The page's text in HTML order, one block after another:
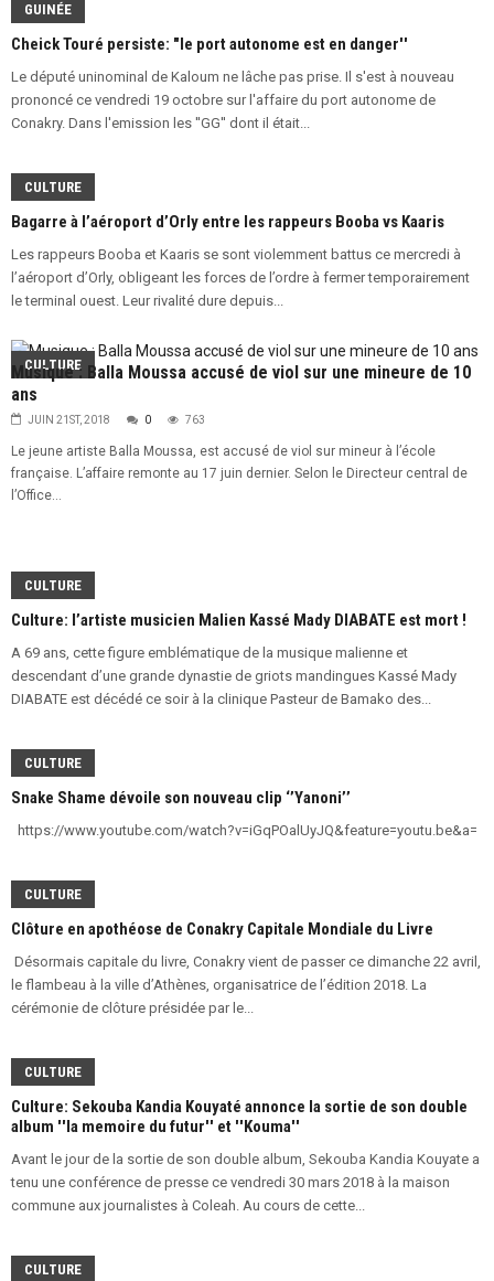
rencontre les structures du parti
DÉCEMBRE 8TH, 2018
GUINÉE
Cheick Touré persiste: "le port autonome est en danger''
Le député uninominal de Kaloum ne lâche pas prise. Il s'est à nouveau
prononcé ce vendredi 19 octobre sur l'affaire du port autonome de
Conakry. Dans l'emission les ''GG'' dont il était...
CULTURE
Bagarre à l’aéroport d’Orly entre les rappeurs Booba vs Kaaris
Les rappeurs Booba et Kaaris se sont violemment battus ce mercredi à
l’aéroport d’Orly, obligeant les forces de l’ordre à fermer temporairement
le terminal ouest. Leur rivalité dure depuis...
CULTURE
Musique : Balla Moussa accusé de viol sur une mineure de 10
ans
JUIN 21ST, 2018 0 763
Le jeune artiste Balla Moussa, est accusé de viol sur mineur à l’école
française. L’affaire remonte au 17 juin dernier. Selon le Directeur central de
l’Office...
CULTURE
Culture: l’artiste musicien Malien Kassé Mady DIABATE est mort !
A 69 ans, cette figure emblématique de la musique malienne et
descendant d’une grande dynastie de griots mandingues Kassé Mady
DIABATE est décédé ce soir à la clinique Pasteur de Bamako des...
CULTURE
Snake Shame dévoile son nouveau clip ‘’Yanoni’’
https://www.youtube.com/watch?v=iGqPOalUyJQ&feature=youtu.be&a=
CULTURE
Clôture en apothéose de Conakry Capitale Mondiale du Livre
Désormais capitale du livre, Conakry vient de passer ce dimanche 22 avril,
le flambeau à la ville d’Athènes, organisatrice de l’édition 2018. La
cérémonie de clôture présidée par le...
CULTURE
Culture: Sekouba Kandia Kouyaté annonce la sortie de son double
album ''la memoire du futur'' et ''Kouma''
Avant le jour de la sortie de son double album, Sekouba Kandia Kouyate a
tenu une conférence de presse ce vendredi 30 mars 2018 à la maison
commune aux journalistes à Coleah. Au cours de cette...
CULTURE